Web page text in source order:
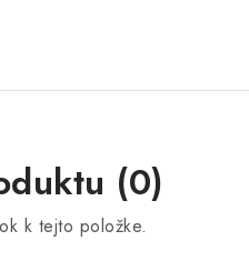
(0)
k tejto položke.